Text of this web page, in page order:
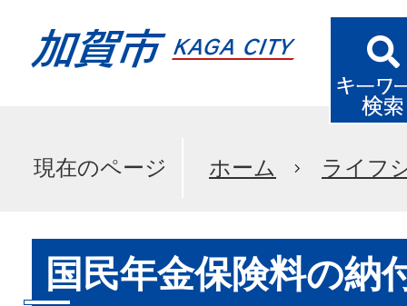
現在のページ ホーム ライフ
国民年金保険料の納